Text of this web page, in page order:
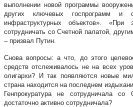
выполнении новой программы
других ключевых госпрограмм и
инфраструктурных объектов».
сотрудничать со Счетной палатой,
– призвал Путин.
Снова вопросы: а что, до этого
средств отслеживалось не на всех
олигархи? И так появляются новые
страна находится на последнем
Генпрокуратура не сотрудничала
достаточно активно сотрудничала?